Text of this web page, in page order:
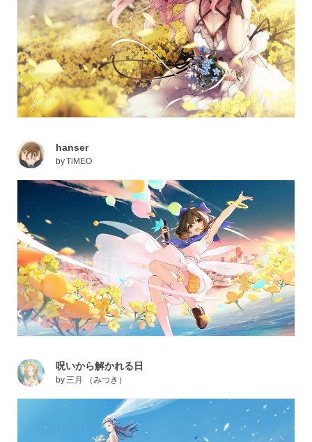
hanser
byTiMEO
呪いから解かれる日
by三月 （みつき）